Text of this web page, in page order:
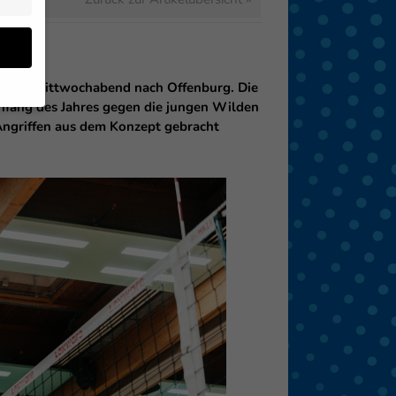
am Mittwochabend nach Offenburg. Die
des Jahres gegen die jungen Wilden
aus dem Konzept gebracht
von
(z.
Zurück